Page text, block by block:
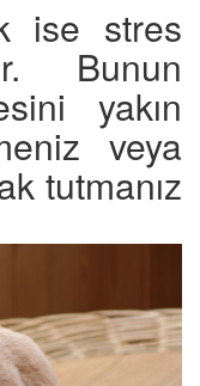
ise stres
Bunun
yakın
veya
tutmanız